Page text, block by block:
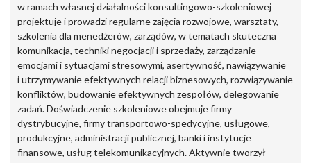
w ramach własnej działalności konsultingowo-szkoleniowej
projektuje i prowadzi regularne zajęcia rozwojowe, warsztaty,
szkolenia dla menedżerów, zarządów, w tematach skuteczna
komunikacja, techniki negocjacji i sprzedaży, zarządzanie
emocjami i sytuacjami stresowymi, asertywność, nawiązywanie
i utrzymywanie efektywnych relacji biznesowych, rozwiązywanie
konfliktów, budowanie efektywnych zespołów, delegowanie
zadań. Doświadczenie szkoleniowe obejmuje firmy
dystrybucyjne, firmy transportowo-spedycyjne, usługowe,
produkcyjne, administracji publicznej, banki i instytucje
finansowe, usług telekomunikacyjnych. Aktywnie tworzył